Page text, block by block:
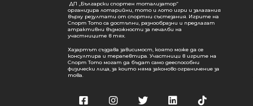
ДП „Български спортен тотализатор“
организира лотарийни, тото и лото игри и залагания
върху резултати от спортни състезания. Игрите на
Спорт Тото са достъпни, разнообразни и предлагат
атрактивни възможности за печалби на
участниците в тях.
Хазартът създава зависимост, която може да се
консултира и терапевтира. Участници в игрите на
Спорт Тото могат да бъдат само дееспособни
физически лица, за които няма законово ограничение за
това.